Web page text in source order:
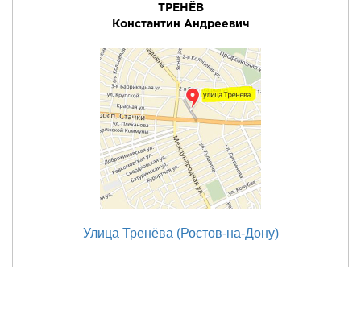
ТРЕНЁВ
Константин Андреевич
Улица Тренёва (Ростов-на-Дону)